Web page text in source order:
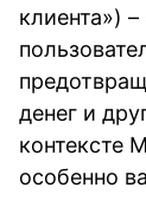
клиента»)
денег и
контексте
особенно